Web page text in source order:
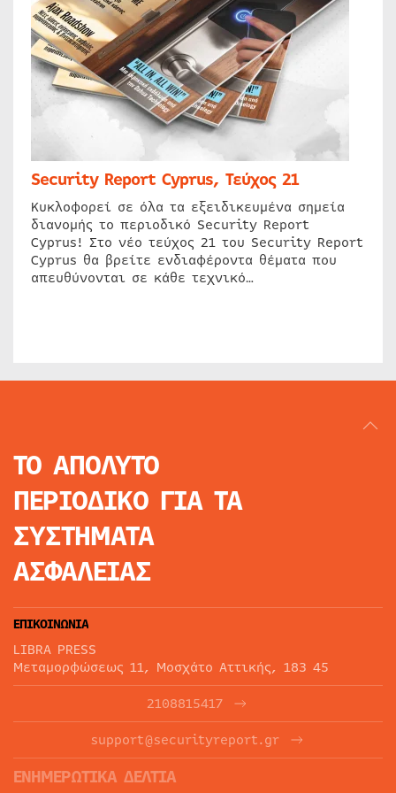
Security Report Cyprus, Τεύχος 21
Κυκλοφορεί σε όλα τα εξειδικευμένα σημεία
διανομής το περιοδικό Security Report
Cyprus! Στο νέο τεύχος 21 του Security Report
Cyprus θα βρείτε ενδιαφέροντα θέματα που
απευθύνονται σε κάθε τεχνικό…
ΤΟ ΑΠΟΛΥΤΟ
ΠΕΡΙΟΔΙΚΟ ΓΙΑ ΤΑ
ΣΥΣΤΗΜΑΤΑ
ΑΣΦΑΛΕΙΑΣ
ΕΠΙΚΟΙΝΩΝΙΑ
LIBRA PRESS
Μεταμορφώσεως 11, Μοσχάτο Αττικής, 183 45
2108815417
support@securityreport.gr
ΕΝΗΜΕΡΩΤΙΚΑ ΔΕΛΤΙΑ